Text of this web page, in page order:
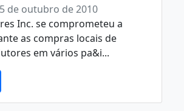
de outubro de 2010
Inc. se comprometeu a
as compras locais de
em vários pa&i...